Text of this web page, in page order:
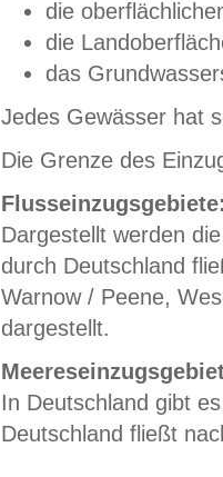
die
die
das
Jedes Gewässer hat
Die Grenze des
Dargestellt werden
durch Deutschland
Warnow / Peene,
dargestellt.
In Deutschland gibt
Deutschland fließt